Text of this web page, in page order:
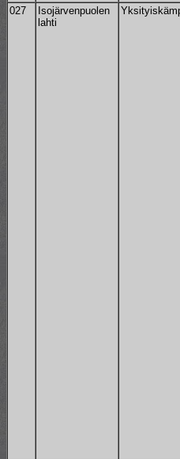
027
Isojärvenpuolen
lahti